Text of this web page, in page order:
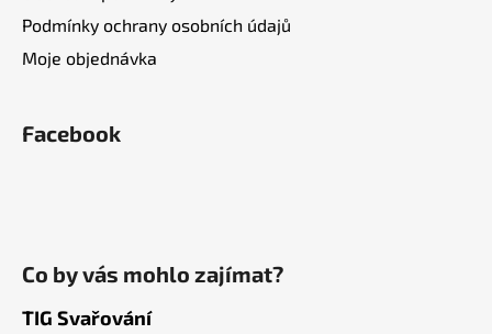
Podmínky ochrany osobních údajů
Moje objednávka
Facebook
Co by vás mohlo zajímat?
TIG Svařování